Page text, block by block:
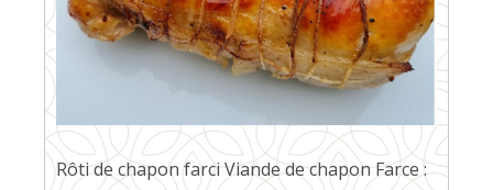
Rôti de chapon farci Viande de chapon Farce :